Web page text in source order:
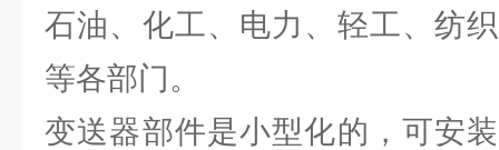
石油、化工、电力、轻工、纺
等各部门。
变送器部件是小型化的，可安